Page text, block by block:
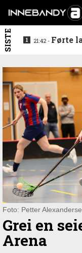
SISTE 21:42 - Førte laget til
Foto: Petter
Grei en
Arena